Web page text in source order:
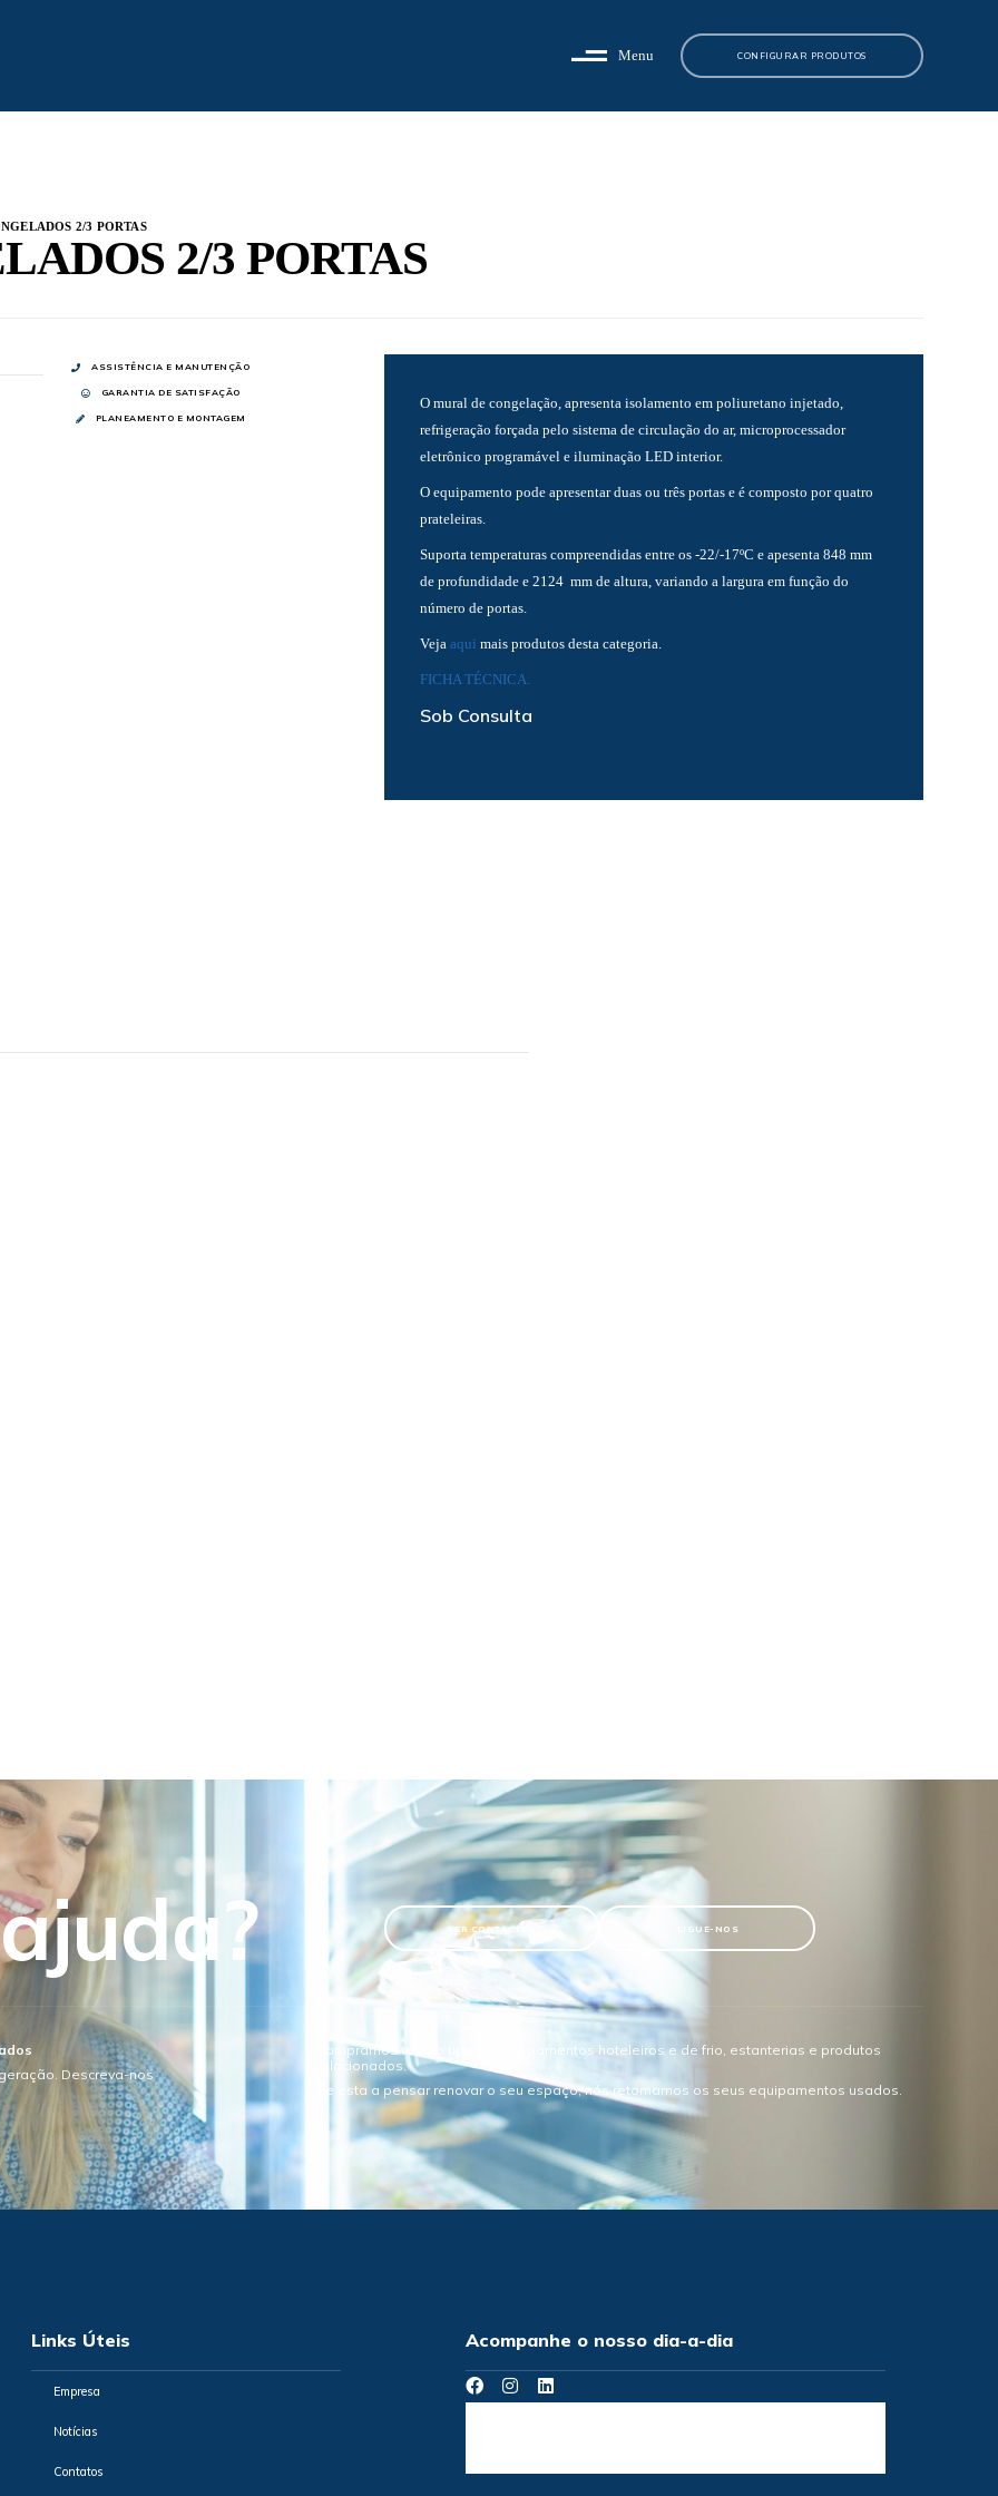
Menu CONFIGURAR PRODUTOS
2/3 PORTAS
2/3 PORTAS
ASSISTÊNCIA E MANUTENÇÃO
GARANTIA DE SATISFAÇÃO
PLANEAMENTO E MONTAGEM
O mural de congelação, apresenta isolamento em poliuretano injetado,
refrigeração forçada pelo sistema de circulação do ar, microprocessador
eletrônico programável e iluminação LED interior.
O equipamento pode apresentar duas ou três portas e é composto por quatro
prateleiras.
Suporta temperaturas compreendidas entre os -22/-17ºC e apesenta 848 mm
de profundidade e 2124 mm de altura, variando a largura em função do
número de portas.
Veja aqui mais produtos desta categoria.
FICHA TÉCNICA.
Sob Consulta
VER CONTACTOS LIGUE-NOS
Descreva-nos
Compramos todo o tipo de equipamentos hoteleiros e de frio, estanterias e produtos
relacionados.
Se esta a pensar renovar o seu espaço, nós retomamos os seus equipamentos usados.
Links Úteis
Empresa
Notícias
Contatos
Acompanhe o nosso dia-a-dia